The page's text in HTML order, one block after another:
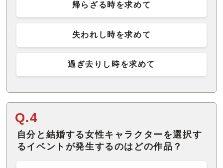
帰らざる時を求めて
失われし時を求めて
過ぎ去りし時を求めて
Q.4
自分と結婚する女性キャラクターを選択す
るイベントが発生するのはどの作品？